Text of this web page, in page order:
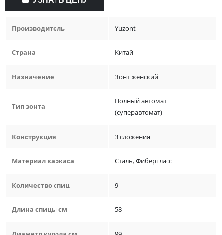
Производитель Yuzont
Страна Китай
Назначение Зонт женский
Тип зонта
Полный автомат
(суперавтомат)
Конструкция 3 сложения
Материал каркаса Сталь,Фибергласс
Количество спиц 9
Длина спицы см 58